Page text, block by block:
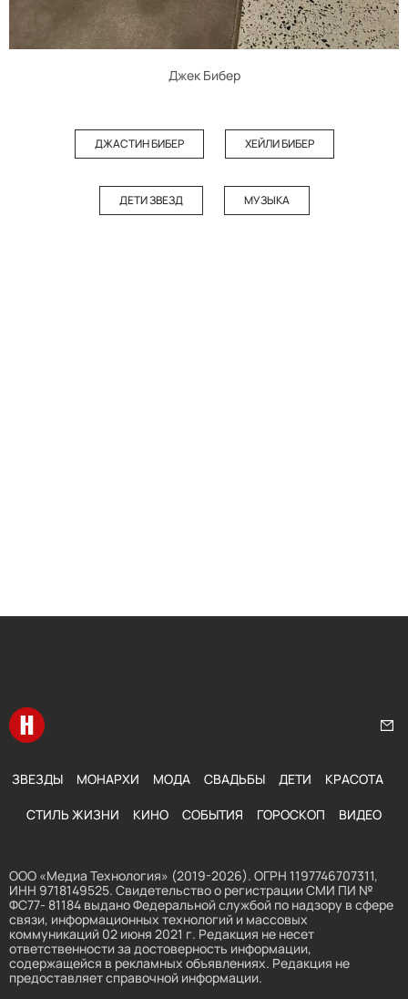
Джек Бибер
ДЖАСТИН БИБЕР ХЕЙЛИ БИБЕР
ДЕТИ ЗВЕЗД МУЗЫКА
Перейти на главную
ЗВЕЗДЫ МОНАРХИ МОДА СВАДЬБЫ ДЕТИ КРАСОТА
СТИЛЬ ЖИЗНИ КИНО СОБЫТИЯ ГОРОСКОП ВИДЕО
ООО «Медиа Технология» (2019-2026). ОГРН 1197746707311,
ИНН 9718149525. Свидетельство о регистрации СМИ ПИ №
ФС77- 81184 выдано Федеральной службой по надзору в сфере
связи, информационных технологий и массовых
коммуникаций 02 июня 2021 г. Редакция не несет
ответственности за достоверность информации,
содержащейся в рекламных объявлениях. Редакция не
предоставляет справочной информации.